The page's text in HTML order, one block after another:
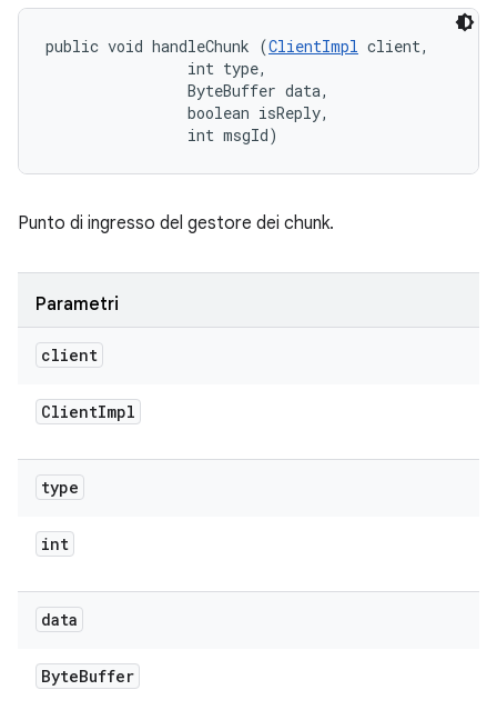
public void handleChunk (ClientImpl client,
                int type,
                ByteBuffer data,
                boolean isReply,
                int msgId)
Punto di ingresso del gestore dei chunk.
Parametri
client
ClientImpl
type
int
data
ByteBuffer